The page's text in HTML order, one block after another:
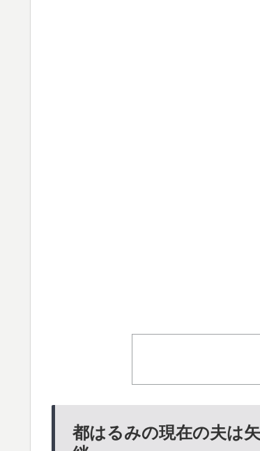
都はるみの現在の夫は